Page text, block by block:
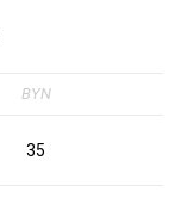
BYN
35